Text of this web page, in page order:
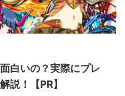
白いの？実際にプレ
説！【PR】